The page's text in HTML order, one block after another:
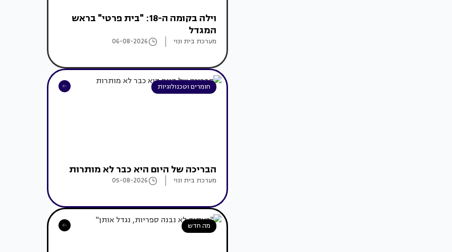
וילה בקומה ה-18: "בית פרטי" בראש
המגדל
מערכת בית ונוי 06-08-2026
חומרים וטכנולוגיות
הבריכה של היום היא כבר לא מותרות
מערכת בית ונוי 05-08-2026
מה חדש